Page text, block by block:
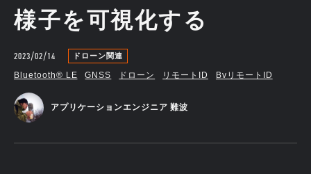
様子を可視化する
2023/02/14 ドローン関連
Bluetooth®︎ LE GNSS ドローン リモートID BvリモートID
アプリケーションエンジニア 難波